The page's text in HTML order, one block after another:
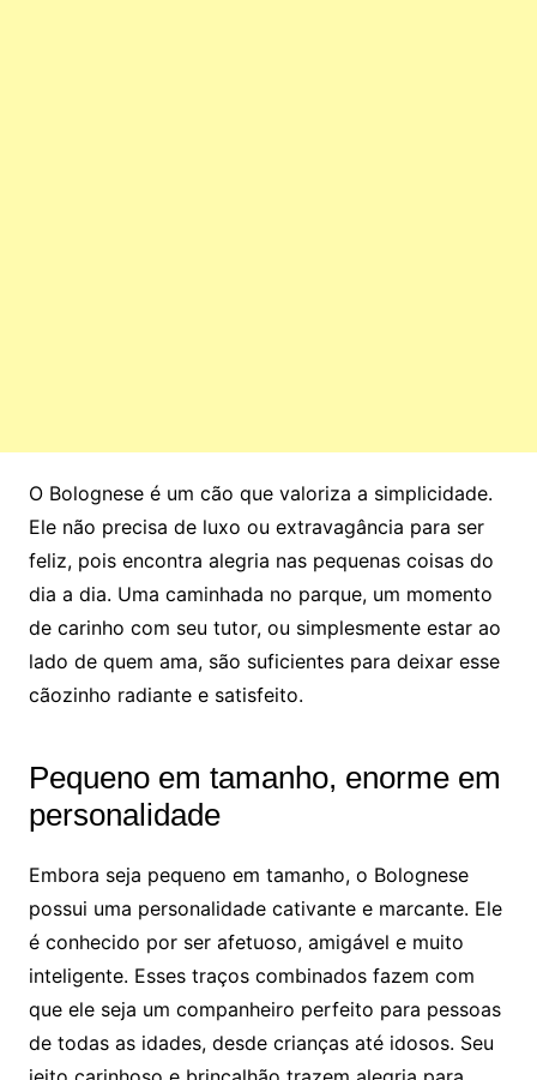
O Bolognese é um cão que valoriza a simplicidade.
Ele não precisa de luxo ou extravagância para ser
feliz, pois encontra alegria nas pequenas coisas do
dia a dia. Uma caminhada no parque, um momento
de carinho com seu tutor, ou simplesmente estar ao
lado de quem ama, são suficientes para deixar esse
cãozinho radiante e satisfeito.
Pequeno em tamanho, enorme em
personalidade
Embora seja pequeno em tamanho, o Bolognese
possui uma personalidade cativante e marcante. Ele
é conhecido por ser afetuoso, amigável e muito
inteligente. Esses traços combinados fazem com
que ele seja um companheiro perfeito para pessoas
de todas as idades, desde crianças até idosos. Seu